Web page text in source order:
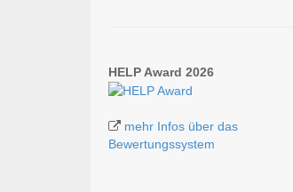
HELP Award 2026
mehr Infos über das
Bewertungssystem